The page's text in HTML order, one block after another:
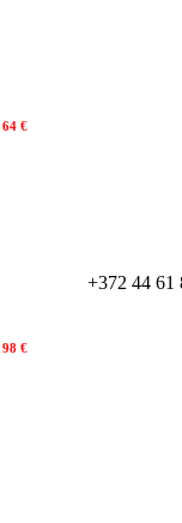
64 €
98 €
+372 44 61